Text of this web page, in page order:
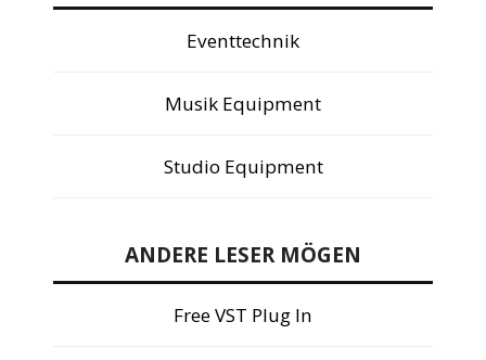
Eventtechnik
Musik Equipment
Studio Equipment
ANDERE LESER MÖGEN
Free VST Plug In